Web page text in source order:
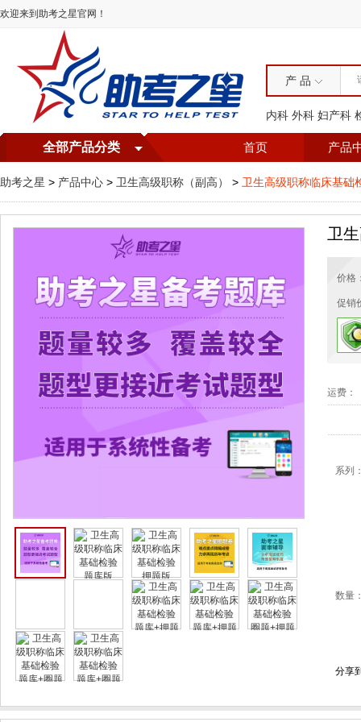
欢迎来到助考之星官网！
产 品
内科 外科 妇产科
首页 产品
全部产品分类
助考之星 > 产品中心 > 卫生高级职称（副高） > 卫生高级职称临床基础
卫
价格
促销
运费：
系列
数量
分享